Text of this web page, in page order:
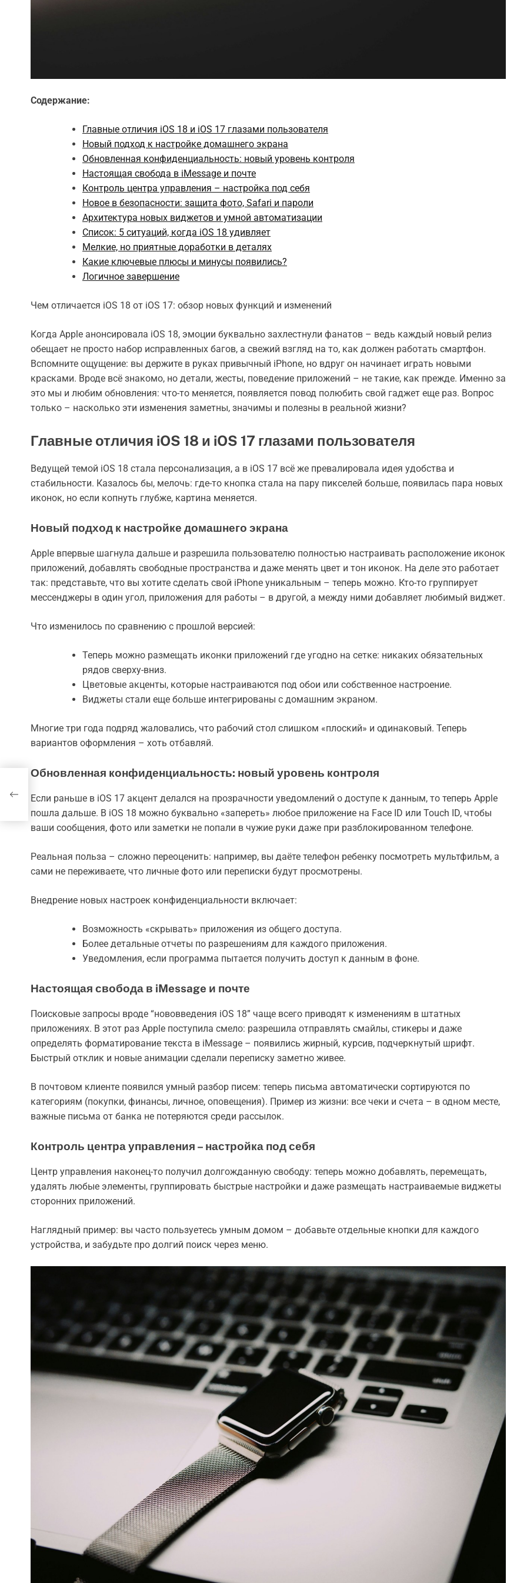
Содержание:
Главные отличия iOS 18 и iOS 17 глазами пользователя
Новый подход к настройке домашнего экрана
Обновленная конфиденциальность: новый уровень контроля
Настоящая свобода в iMessage и почте
Контроль центра управления – настройка под себя
Новое в безопасности: защита фото, Safari и пароли
Архитектура новых виджетов и умной автоматизации
Список: 5 ситуаций, когда iOS 18 удивляет
Мелкие, но приятные доработки в деталях
Какие ключевые плюсы и минусы появились?
Логичное завершение
Чем отличается iOS 18 от iOS 17: обзор новых функций и изменений
Когда Apple анонсировала iOS 18, эмоции буквально захлестнули фанатов – ведь каждый новый релиз
обещает не просто набор исправленных багов, а свежий взгляд на то, как должен работать смартфон.
Вспомните ощущение: вы держите в руках привычный iPhone, но вдруг он начинает играть новыми
красками. Вроде всё знакомо, но детали, жесты, поведение приложений – не такие, как прежде. Именно за
это мы и любим обновления: что-то меняется, появляется повод полюбить свой гаджет еще раз. Вопрос
только – насколько эти изменения заметны, значимы и полезны в реальной жизни?
Главные отличия iOS 18 и iOS 17 глазами пользователя
Ведущей темой iOS 18 стала персонализация, а в iOS 17 всё же превалировала идея удобства и
стабильности. Казалось бы, мелочь: где-то кнопка стала на пару пикселей больше, появилась пара новых
иконок, но если копнуть глубже, картина меняется.
Новый подход к настройке домашнего экрана
Apple впервые шагнула дальше и разрешила пользователю полностью настраивать расположение иконок
приложений, добавлять свободные пространства и даже менять цвет и тон иконок. На деле это работает
так: представьте, что вы хотите сделать свой iPhone уникальным – теперь можно. Кто-то группирует
мессенджеры в один угол, приложения для работы – в другой, а между ними добавляет любимый виджет.
Что изменилось по сравнению с прошлой версией:
Теперь можно размещать иконки приложений где угодно на сетке: никаких обязательных
рядов сверху-вниз.
Цветовые акценты, которые настраиваются под обои или собственное настроение.
Виджеты стали еще больше интегрированы с домашним экраном.
Многие три года подряд жаловались, что рабочий стол слишком «плоский» и одинаковый. Теперь
вариантов оформления – хоть отбавляй.
Обновленная конфиденциальность: новый уровень контроля
Если раньше в iOS 17 акцент делался на прозрачности уведомлений о доступе к данным, то теперь Apple
пошла дальше. В iOS 18 можно буквально «запереть» любое приложение на Face ID или Touch ID, чтобы
ваши сообщения, фото или заметки не попали в чужие руки даже при разблокированном телефоне.
Реальная польза – сложно переоценить: например, вы даёте телефон ребенку посмотреть мультфильм, а
сами не переживаете, что личные фото или переписки будут просмотрены.
Внедрение новых настроек конфиденциальности включает:
Возможность «скрывать» приложения из общего доступа.
Более детальные отчеты по разрешениям для каждого приложения.
Уведомления, если программа пытается получить доступ к данным в фоне.
Настоящая свобода в iMessage и почте
Поисковые запросы вроде “нововведения iOS 18” чаще всего приводят к изменениям в штатных
приложениях. В этот раз Apple поступила смело: разрешила отправлять смайлы, стикеры и даже
определять форматирование текста в iMessage – появились жирный, курсив, подчеркнутый шрифт.
Быстрый отклик и новые анимации сделали переписку заметно живее.
В почтовом клиенте появился умный разбор писем: теперь письма автоматически сортируются по
категориям (покупки, финансы, личное, оповещения). Пример из жизни: все чеки и счета – в одном месте,
важные письма от банка не потеряются среди рассылок.
Контроль центра управления – настройка под себя
Центр управления наконец-то получил долгожданную свободу: теперь можно добавлять, перемещать,
удалять любые элементы, группировать быстрые настройки и даже размещать настраиваемые виджеты
сторонних приложений.
Наглядный пример: вы часто пользуетесь умным домом – добавьте отдельные кнопки для каждого
устройства, и забудьте про долгий поиск через меню.